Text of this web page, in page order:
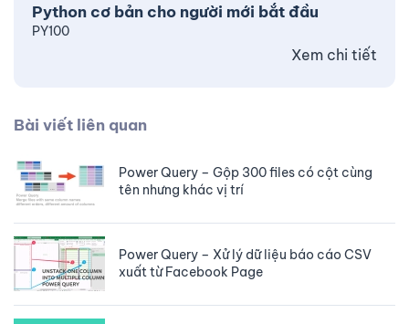
Python cơ bản cho người mới bắt đầu
PY100
Xem chi tiết
Bài viết liên quan
Power Query – Gộp 300 files có cột cùng
tên nhưng khác vị trí
Power Query – Xử lý dữ liệu báo cáo CSV
xuất từ Facebook Page